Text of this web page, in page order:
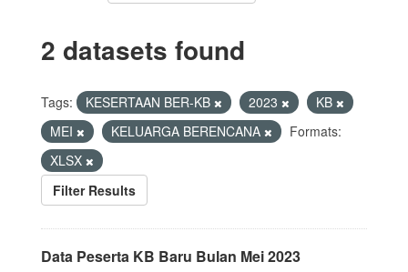
2 datasets found
Tags: KESERTAAN BER-KB 2023
KB
MEI
KELUARGA BERENCANA
Formats:
XLSX
Filter Results
Data Peserta KB Baru Bulan Mei 2023